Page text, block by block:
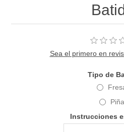
Sea el primero en
Tipo de
Piña
Instrucciones